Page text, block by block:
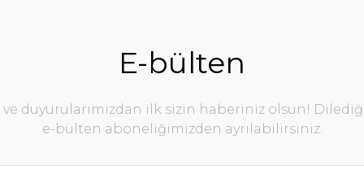
E-bülten
ve duyurularımızdan ilk sizin haberiniz olsun!
e-bülten aboneliğimizden ayrılabilirsiniz.